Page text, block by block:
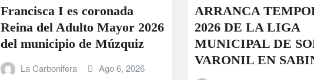
Francisca I es coronada
Reina del Adulto Mayor 2026
del municipio de Múzquiz
La Carbonifera Ago 6, 2026
ARRANCA
2026 DE LA LIGA
MUNICIPAL DE
VARONIL EN